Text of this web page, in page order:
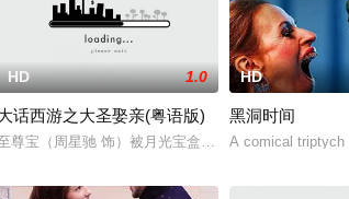
HD 1.0
话西游之大圣娶亲(粤语版)
尊宝（周星驰 饰）被月光宝盒带回到五百年前，遇
HD
黑洞时间
A comical triptych